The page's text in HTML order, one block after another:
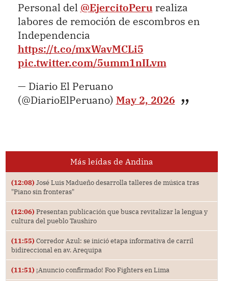
Personal del @EjercitoPerurealiza
labores de remoción de escombros en
Independencia
https://t.co/mxWavMCLi5
pic.twitter.com/5umm1nILvm
— Diario El Peruano
(@DiarioElPeruano) May 2, 2026
Más leídas de Andina
(12:08) José Luis Madueño desarrolla talleres de música tras
"Piano sin fronteras"
(12:06) Presentan publicación que busca revitalizar la lengua y
cultura del pueblo Taushiro
(11:55) Corredor Azul: se inició etapa informativa de carril
bidireccional en av. Arequipa
(11:51) ¡Anuncio confirmado! Foo Fighters en Lima